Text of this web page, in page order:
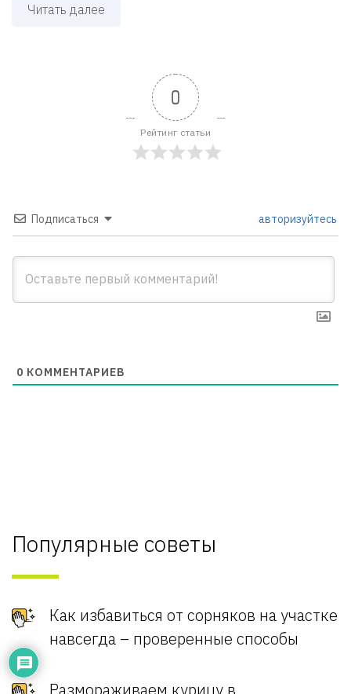
Читать далее
0
Рейтинг статьи
Подписаться авторизуйтесь
0 КОММЕНТАРИЕВ
Популярные советы
Как избавиться от сорняков на участке
навсегда – проверенные способы
Размораживаем курицу в